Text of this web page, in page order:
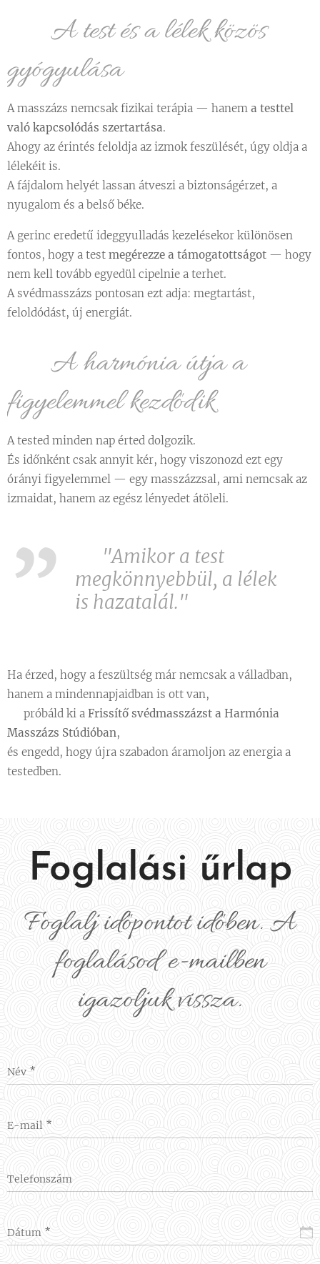
🌸 A test és a lélek közös
gyógyulása
A masszázs nemcsak fizikai terápia — hanem a testtel
való kapcsolódás szertartása.
Ahogy az érintés feloldja az izmok feszülését, úgy oldja a
lélekéit is.
A fájdalom helyét lassan átveszi a biztonságérzet, a
nyugalom és a belső béke.
A gerinc eredetű ideggyulladás kezelésekor különösen
fontos, hogy a test megérezze a támogatottságot — hogy
nem kell tovább egyedül cipelnie a terhet.
A svédmasszázs pontosan ezt adja: megtartást,
feloldódást, új energiát.
🌼 A harmónia útja a
figyelemmel kezdődik
A tested minden nap érted dolgozik.
És időnként csak annyit kér, hogy viszonozd ezt egy
órányi figyelemmel — egy masszázzsal, ami nemcsak az
izmaidat, hanem az egész lényedet átöleli.
"Amikor a test
megkönnyebbül, a lélek
is hazatalál."
Ha érzed, hogy a feszültség már nemcsak a válladban,
hanem a mindennapjaidban is ott van,
👉 próbáld ki a Frissítő svédmasszázst a Harmónia
Masszázs Stúdióban,
és engedd, hogy újra szabadon áramoljon az energia a
testedben.
Foglalási űrlap
Foglalj időpontot időben. A
foglalásod e-mailben
igazoljuk vissza.
Név
E-mail
Telefonszám
Dátum